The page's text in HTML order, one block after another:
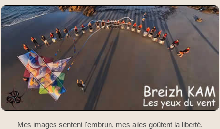
Mes images sentent l'embrun, mes ailes goûtent la liberté.